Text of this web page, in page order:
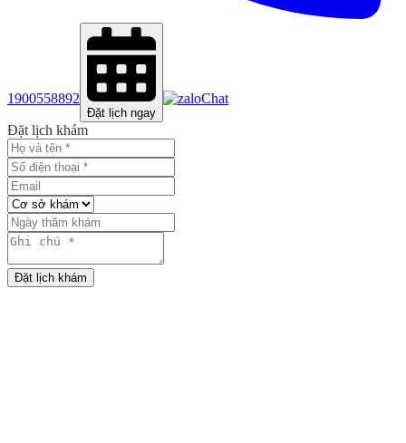
1900558892
Đặt lịch ngay
Chat
Đặt lịch khám
Đặt lịch khám